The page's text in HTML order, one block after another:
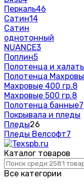
Перкаль46
Сатин14
Сатин
однотонный
NUANCE3
Поплин5
Полотенца и
Полотенца
Махровые 400 гр.8
Махровые 500 гр.8
Полотенца банные7
Покрывала и пледы
Пледы26
Пледы Велсофт7
Каталог товаров
Все категории